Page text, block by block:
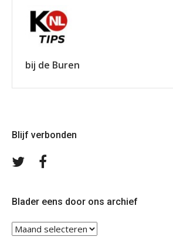
bij de Buren
Blijf verbonden
Volg
Blader eens door ons archief
Blader